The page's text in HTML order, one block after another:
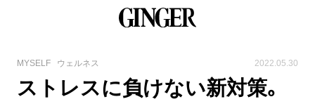
MYSELF ウェルネス 2022.05.30
ストレスに負けない新対策｡